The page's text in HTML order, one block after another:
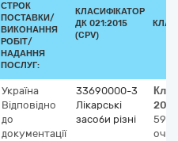
СТРОК
ПОСТАВКИ/
ВИКОНАННЯ
РОБІТ/
НАДАННЯ
ПОСЛУГ:
КЛАСИФІКАТОР
ДК 021:2015
(CPV)
Україна
Відповідно
до
документації
33690000-3
Лікарські
засоби різні